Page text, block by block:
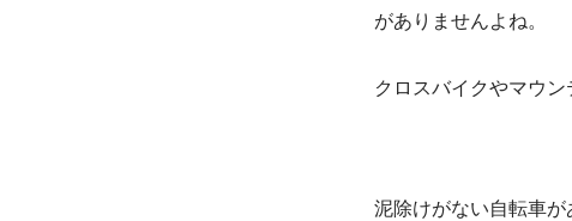
がありませんよね。
クロスバイクやマウン
泥除けがない自転車が